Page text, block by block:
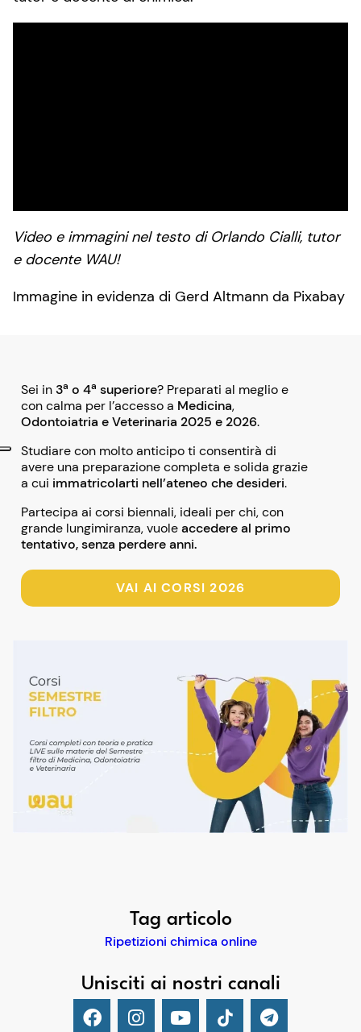
Video e immagini nel testo di Orlando Cialli, tutor
e docente WAU!
Immagine in evidenza di Gerd Altmann da Pixabay
Sei in3a o 4a superiore? Preparati al meglio e
con calma per l’accesso a Medicina,
Odontoiatria e Veterinaria 2025 e 2026.
Studiare con molto anticipo ti consentirà di
avere una preparazione completa e solida grazie
a cui immatricolarti nell’ateneo che desideri.
Partecipa ai corsi biennali, ideali per chi, con
grande lungimiranza, vuoleaccedere al primo
tentativo, senza perdere anni.
VAI AI CORSI 2026
Tag articolo
Ripetizioni chimica online
Unisciti ai nostri canali